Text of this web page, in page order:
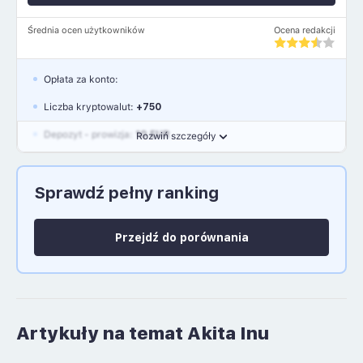
Średnia ocen użytkowników Ocena redakcji
Rozwiń szczegóły
Opłata za konto:
Liczba kryptowalut: +750
Depozyt - prowizja: 10 EUR
Język polski: NIE
Sprawdź pełny ranking
Przejdź do porównania
Artykuły na temat Akita Inu